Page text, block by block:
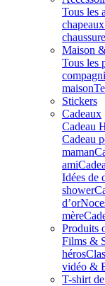
Tous les
chapeaux
Maison
Tous les
maison
Stickers
Cadeaux
Cadeau
Cadeau
maman
ami
Idées de
shower
d’or
mère
Produits
Films &
héros
vidéo &
T-shirt